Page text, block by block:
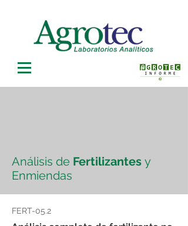
Análisis de Fertilizantes y
Enmiendas
FERT-05.2